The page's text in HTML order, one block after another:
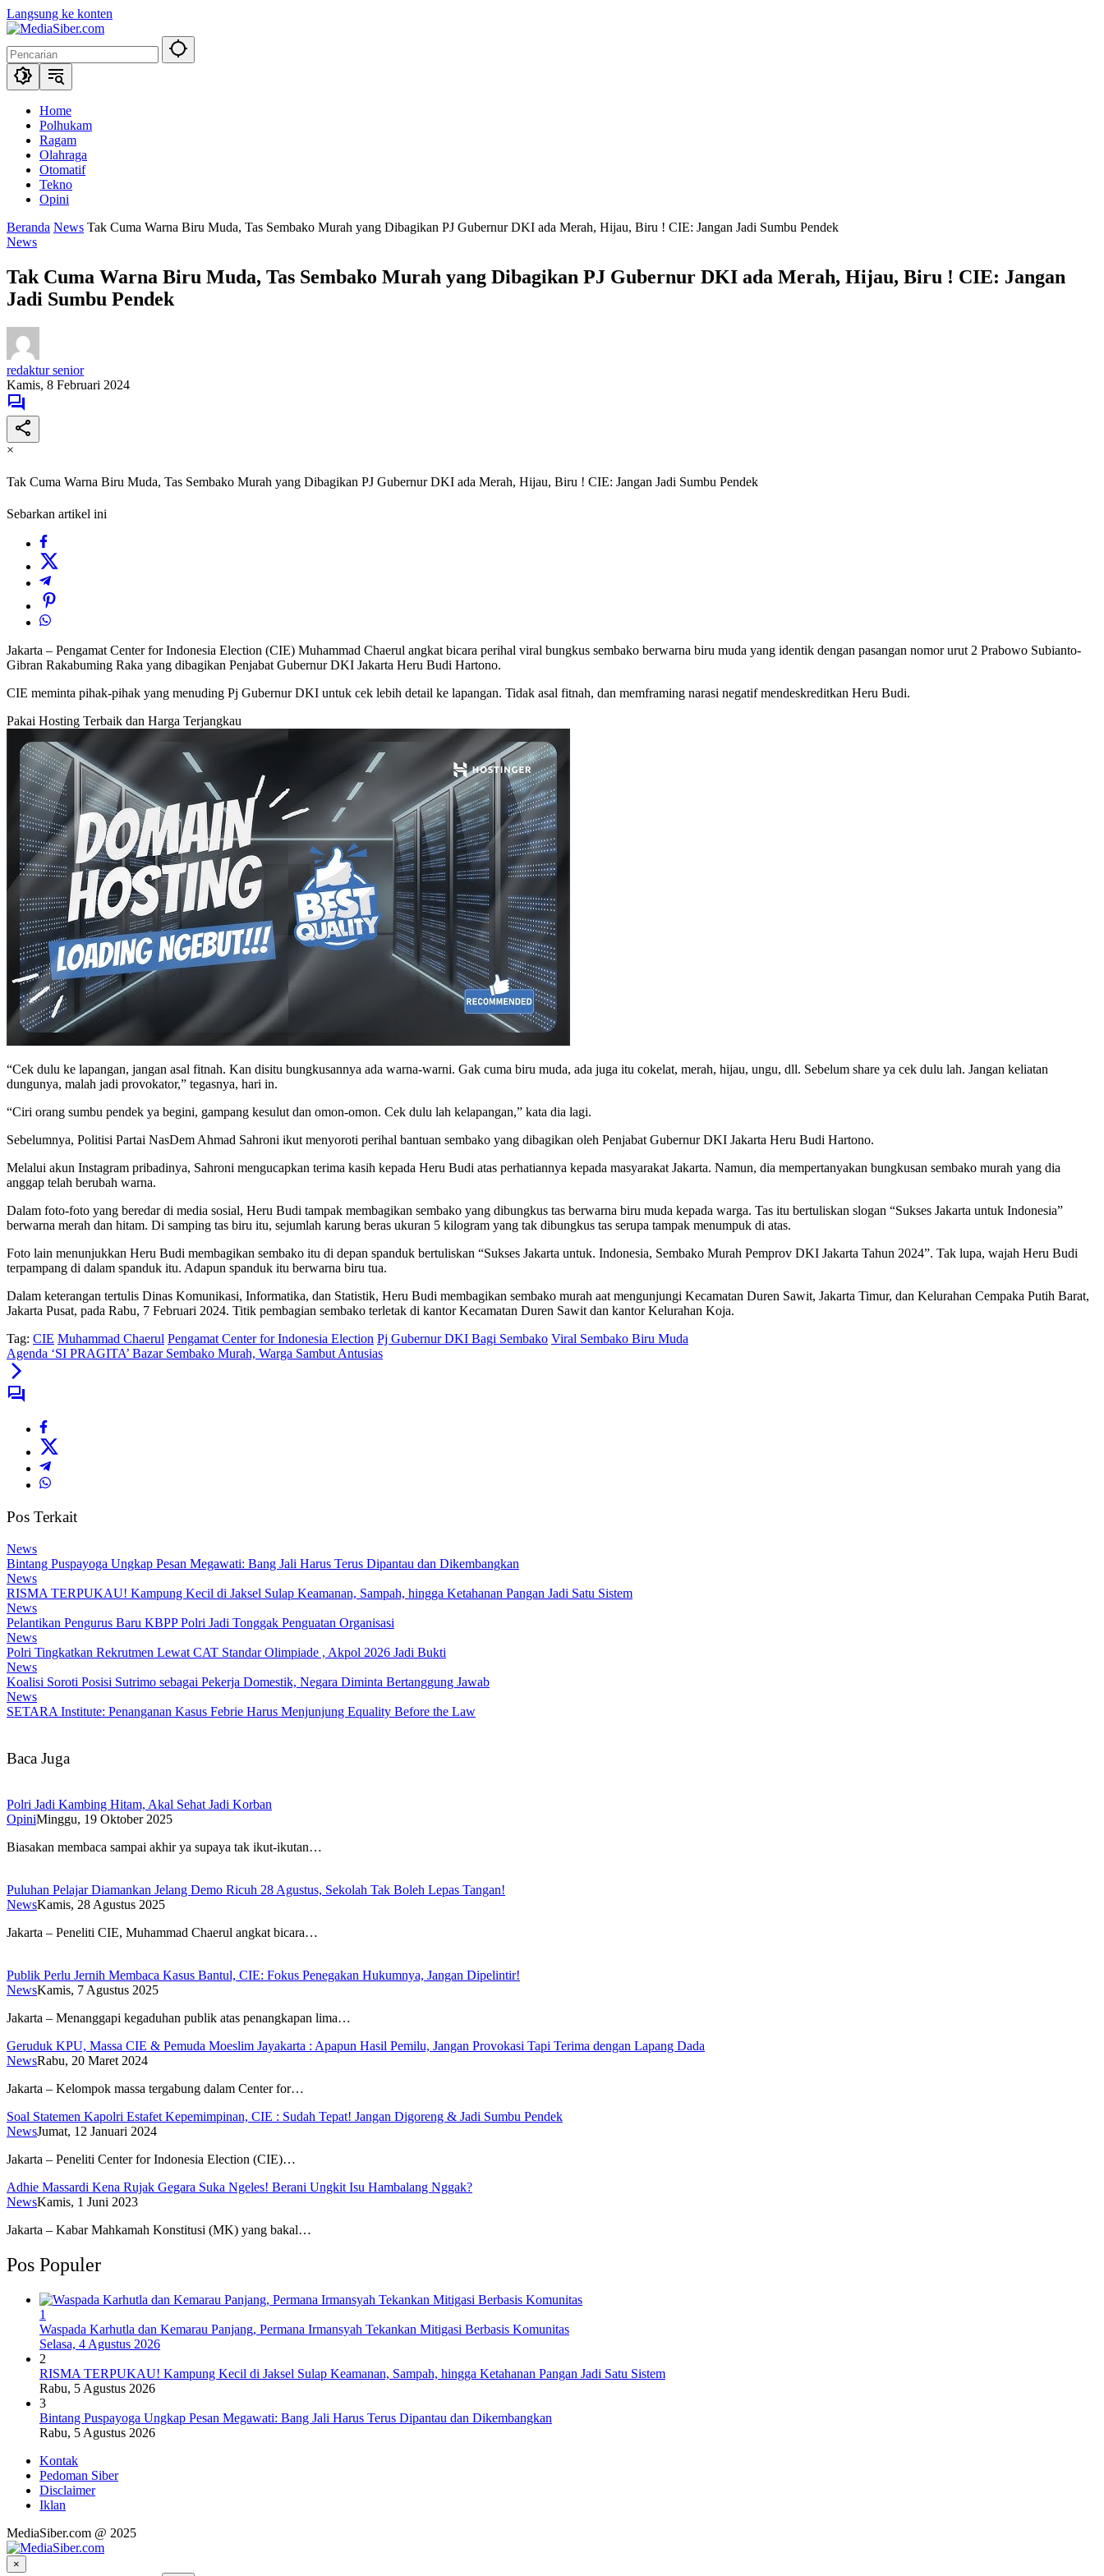
Langsung ke konten
Home
Polhukam
Ragam
Olahraga
Otomatif
Tekno
Opini
Beranda News Tak Cuma Warna Biru Muda, Tas Sembako Murah yang Dibagikan PJ Gubernur DKI ada Merah, Hijau, Biru ! CIE: Jangan Jadi Sumbu Pendek
News
Tak Cuma Warna Biru Muda, Tas Sembako Murah yang Dibagikan PJ Gubernur DKI ada Merah, Hijau, Biru ! CIE: Jangan
Jadi Sumbu Pendek
redaktur senior
Kamis, 8 Februari 2024
×
Tak Cuma Warna Biru Muda, Tas Sembako Murah yang Dibagikan PJ Gubernur DKI ada Merah, Hijau, Biru ! CIE: Jangan Jadi Sumbu Pendek
Sebarkan artikel ini
Jakarta – Pengamat Center for Indonesia Election (CIE) Muhammad Chaerul angkat bicara perihal viral bungkus sembako berwarna biru muda yang identik dengan pasangan nomor urut 2 Prabowo Subianto-
Gibran Rakabuming Raka yang dibagikan Penjabat Gubernur DKI Jakarta Heru Budi Hartono.
CIE meminta pihak-pihak yang menuding Pj Gubernur DKI untuk cek lebih detail ke lapangan. Tidak asal fitnah, dan memframing narasi negatif mendeskreditkan Heru Budi.
Pakai Hosting Terbaik dan Harga Terjangkau
“Cek dulu ke lapangan, jangan asal fitnah. Kan disitu bungkusannya ada warna-warni. Gak cuma biru muda, ada juga itu cokelat, merah, hijau, ungu, dll. Sebelum share ya cek dulu lah. Jangan keliatan
dungunya, malah jadi provokator,” tegasnya, hari in.
“Ciri orang sumbu pendek ya begini, gampang kesulut dan omon-omon. Cek dulu lah kelapangan,” kata dia lagi.
Sebelumnya, Politisi Partai NasDem Ahmad Sahroni ikut menyoroti perihal bantuan sembako yang dibagikan oleh Penjabat Gubernur DKI Jakarta Heru Budi Hartono.
Melalui akun Instagram pribadinya, Sahroni mengucapkan terima kasih kepada Heru Budi atas perhatiannya kepada masyarakat Jakarta. Namun, dia mempertanyakan bungkusan sembako murah yang dia
anggap telah berubah warna.
Dalam foto-foto yang beredar di media sosial, Heru Budi tampak membagikan sembako yang dibungkus tas berwarna biru muda kepada warga. Tas itu bertuliskan slogan “Sukses Jakarta untuk Indonesia”
berwarna merah dan hitam. Di samping tas biru itu, sejumlah karung beras ukuran 5 kilogram yang tak dibungkus tas serupa tampak menumpuk di atas.
Foto lain menunjukkan Heru Budi membagikan sembako itu di depan spanduk bertuliskan “Sukses Jakarta untuk. Indonesia, Sembako Murah Pemprov DKI Jakarta Tahun 2024”. Tak lupa, wajah Heru Budi
terpampang di dalam spanduk itu. Adapun spanduk itu berwarna biru tua.
Dalam keterangan tertulis Dinas Komunikasi, Informatika, dan Statistik, Heru Budi membagikan sembako murah aat mengunjungi Kecamatan Duren Sawit, Jakarta Timur, dan Kelurahan Cempaka Putih Barat,
Jakarta Pusat, pada Rabu, 7 Februari 2024. Titik pembagian sembako terletak di kantor Kecamatan Duren Sawit dan kantor Kelurahan Koja.
Tag: CIE Muhammad Chaerul Pengamat Center for Indonesia Election Pj Gubernur DKI Bagi Sembako Viral Sembako Biru Muda
Agenda ‘SI PRAGITA’ Bazar Sembako Murah, Warga Sambut Antusias
Pos Terkait
News
Bintang Puspayoga Ungkap Pesan Megawati: Bang Jali Harus Terus Dipantau dan Dikembangkan
News
RISMA TERPUKAU! Kampung Kecil di Jaksel Sulap Keamanan, Sampah, hingga Ketahanan Pangan Jadi Satu Sistem
News
Pelantikan Pengurus Baru KBPP Polri Jadi Tonggak Penguatan Organisasi
News
Polri Tingkatkan Rekrutmen Lewat CAT Standar Olimpiade , Akpol 2026 Jadi Bukti
News
Koalisi Soroti Posisi Sutrimo sebagai Pekerja Domestik, Negara Diminta Bertanggung Jawab
News
SETARA Institute: Penanganan Kasus Febrie Harus Menjunjung Equality Before the Law
Baca Juga
Polri Jadi Kambing Hitam, Akal Sehat Jadi Korban
OpiniMinggu, 19 Oktober 2025
Biasakan membaca sampai akhir ya supaya tak ikut-ikutan…
Puluhan Pelajar Diamankan Jelang Demo Ricuh 28 Agustus, Sekolah Tak Boleh Lepas Tangan!
NewsKamis, 28 Agustus 2025
Jakarta – Peneliti CIE, Muhammad Chaerul angkat bicara…
Publik Perlu Jernih Membaca Kasus Bantul, CIE: Fokus Penegakan Hukumnya, Jangan Dipelintir!
NewsKamis, 7 Agustus 2025
Jakarta – Menanggapi kegaduhan publik atas penangkapan lima…
Geruduk KPU, Massa CIE & Pemuda Moeslim Jayakarta : Apapun Hasil Pemilu, Jangan Provokasi Tapi Terima dengan Lapang Dada
NewsRabu, 20 Maret 2024
Jakarta – Kelompok massa tergabung dalam Center for…
Soal Statemen Kapolri Estafet Kepemimpinan, CIE : Sudah Tepat! Jangan Digoreng & Jadi Sumbu Pendek
NewsJumat, 12 Januari 2024
Jakarta – Peneliti Center for Indonesia Election (CIE)…
Adhie Massardi Kena Rujak Gegara Suka Ngeles! Berani Ungkit Isu Hambalang Nggak?
NewsKamis, 1 Juni 2023
Jakarta – Kabar Mahkamah Konstitusi (MK) yang bakal…
Pos Populer
1
Waspada Karhutla dan Kemarau Panjang, Permana Irmansyah Tekankan Mitigasi Berbasis Komunitas
Selasa, 4 Agustus 2026
2
RISMA TERPUKAU! Kampung Kecil di Jaksel Sulap Keamanan, Sampah, hingga Ketahanan Pangan Jadi Satu Sistem
Rabu, 5 Agustus 2026
3
Bintang Puspayoga Ungkap Pesan Megawati: Bang Jali Harus Terus Dipantau dan Dikembangkan
Rabu, 5 Agustus 2026
Kontak
Pedoman Siber
Disclaimer
Iklan
MediaSiber.com @ 2025
×